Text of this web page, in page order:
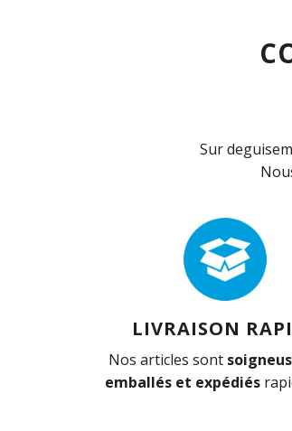
Sur
LIVRAISON
Nos articles sont
emballés et expédiés